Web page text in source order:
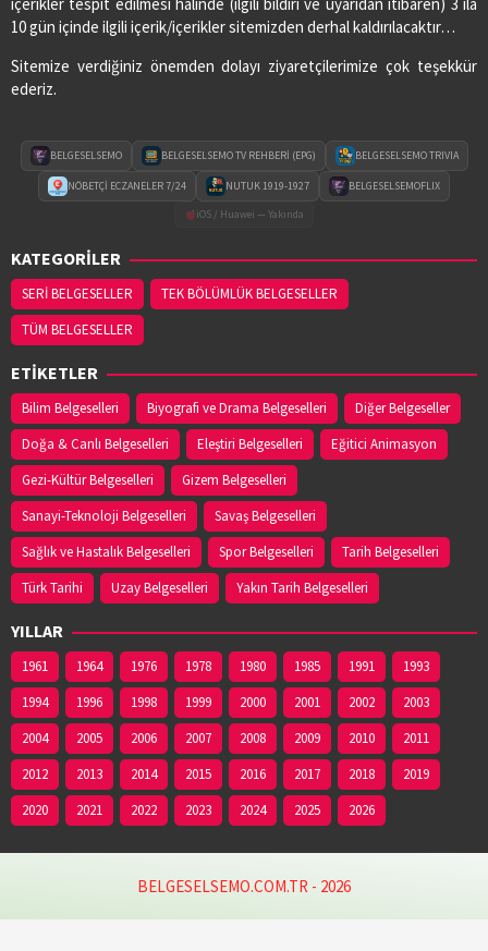
10 gün içinde ilgili içerik/içerikler sitemizden derhal kaldırılacaktır…
Sitemize verdiğiniz önemden dolayı ziyaretçilerimize çok teşekkür
ederiz.
BELGESELSEMO BELGESELSEMO TV REHBERİ (EPG) BELGESELSEMO TRIVIA
NÖBETÇİ ECZANELER 7/24 NUTUK 1919-1927
BELGESELSEMOFLIX
iOS / Huawei — Yakında
KATEGORİLER
SERİ BELGESELLER
TEK BÖLÜMLÜK BELGESELLER
TÜM BELGESELLER
ETİKETLER
Bilim Belgeselleri Biyografi ve Drama Belgeselleri
Diğer Belgeseller
Doğa & Canlı Belgeselleri
Eleştiri Belgeselleri
Eğitici Animasyon
Gezi-Kültür Belgeselleri
Gizem Belgeselleri
Sanayi-Teknoloji Belgeselleri
Savaş Belgeselleri
Sağlık ve Hastalık Belgeselleri
Spor Belgeselleri
Tarih Belgeselleri
Türk Tarihi
Uzay Belgeselleri Yakın Tarih Belgeselleri
YILLAR
1961 1964 1976 1978 1980 1985 1991
1993
1994
1996 1998 1999 2000 2001 2002
2003
2004
2005 2006 2007 2008 2009 2010
2011
2012
2013 2014 2015 2016 2017 2018
2019
2020
2021 2022 2023 2024 2025 2026
BELGESELSEMO.COM.TR - 2026